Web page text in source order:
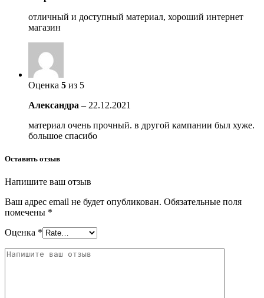
отличный и доступный материал, хороший интернет
магазин
Оценка 5 из 5
Александра – 22.12.2021
материал очень прочный. в другой кампании был хуже.
большое спасибо
Оставить отзыв
Напишите ваш отзыв
Ваш адрес email не будет опубликован. Обязательные поля
помечены *
Оценка *